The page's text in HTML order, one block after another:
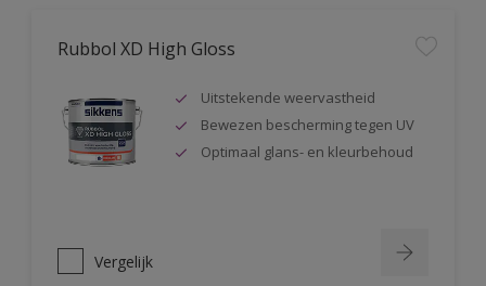
Rubbol XD High Gloss
Uitstekende weervastheid
Bewezen bescherming tegen UV
Optimaal glans- en kleurbehoud
Vergelijk